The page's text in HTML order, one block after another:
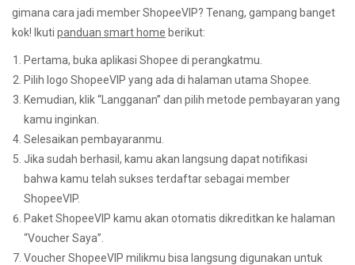
gimana cara jadi member ShopeeVIP? Tenang, gampang banget
kok! Ikuti panduan smart home berikut:
Pertama, buka aplikasi Shopee di perangkatmu.
Pilih logo ShopeeVIP yang ada di halaman utama Shopee.
Kemudian, klik “Langganan” dan pilih metode pembayaran yang
kamu inginkan.
Selesaikan pembayaranmu.
Jika sudah berhasil, kamu akan langsung dapat notifikasi
bahwa kamu telah sukses terdaftar sebagai member
ShopeeVIP.
Paket ShopeeVIP kamu akan otomatis dikreditkan ke halaman
“Voucher Saya”.
Voucher ShopeeVIP milikmu bisa langsung digunakan untuk